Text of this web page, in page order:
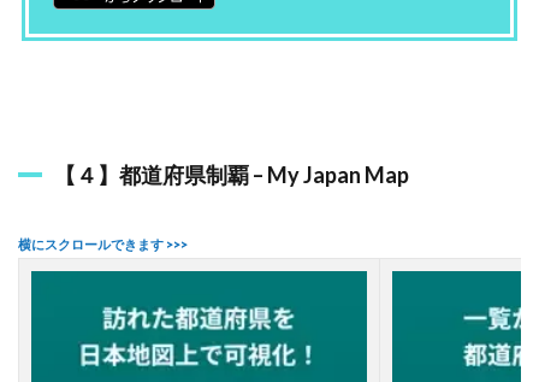
【４】都道府県制覇 – My Japan Map